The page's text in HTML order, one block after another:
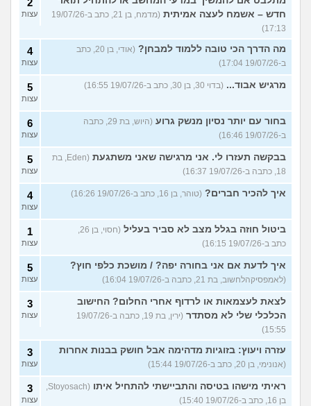
חדש – אשמח לעצה אמיתית
(מדמח, בן 21, כתב ב-19/07/26
17:13)
עצות
מה הדרך הכי טובה ללמוד למבחן?
(אודי, בן 20, כתב
ב-19/07/26 17:04)
4
עצות
מרגיש אבוד... (בדוי 30, בן 30, כתב ב-19/07/26 16:55) 5
עצות
בחור עם יותר נסיון מנשק גרוע
(היוש, בת 29, כתבה
ב-19/07/26 16:46)
6
עצות
בבקשה תעזרו לי. אני מרגישה שאני משתגעת
(Eden, בת
18, כתבה ב-19/07/26 16:37)
5
עצות
איך להכיר חברים? (טוהר, בן 16, כתב ב-19/07/26 16:26) 4
עצות
ביטול חוזה בגלל מצב לא סביר בעליל
(חסוי, בן 26,
כתב ב-19/07/26 16:15)
1
עצות
איך לדעת אם אני בחורה יפה? / מושכת כלפי חוץ?
(לאמפסיקהלחשוב, בת 21, כתבה ב-19/07/26 16:04)
5
עצות
לצאת לעצמאות או לרדוף אחרי החלום? החישוב
הכלכלי שלי לא מסתדר
(ירין, בת 19, כתבה ב-19/07/26
15:55)
3
עצות
עזרה ויעוץ: בזוגיות מדהימה אבל חושק בבנות אחרות
(אנונימי, בן 20, כתב ב-19/07/26 15:44)
3
עצות
ראיתי מישהו בטיסה והתביישתי להתחיל איתו
(Stoyosach,
בן 16, כתב ב-19/07/26 15:40)
3
עצות